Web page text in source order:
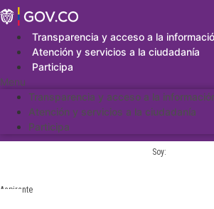
Saltar
al
contenidoTransparencia y acceso a la
Atención y servicios a la ciudadanía
Participa
Menu
Transparencia y acceso a la
Atención y servicios a la ciudadanía
Participa
Soy:
Aspirante